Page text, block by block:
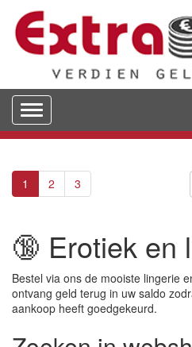
Toggle
navigation
1 2 3
🔞 Erotiek en
Bestel via ons de mooiste lingerie
ontvang geld terug in uw saldo
aankoop heeft goedgekeurd.